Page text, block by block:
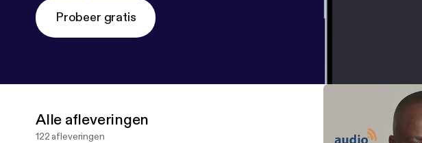
Probeer gratis
Alle afleveringen
122 afleveringen